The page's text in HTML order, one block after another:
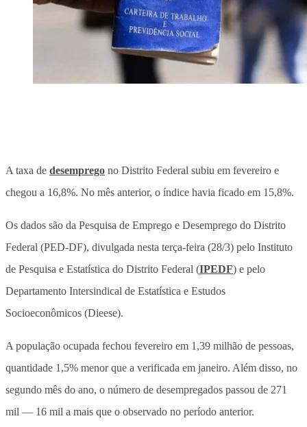
A taxa de desemprego no Distrito Federal subiu em fevereiro e
chegou a 16,8%. No mês anterior, o índice havia ficado em 15,8%.
Os dados são da Pesquisa de Emprego e Desemprego do Distrito
Federal (PED-DF), divulgada nesta terça-feira (28/3) pelo Instituto
de Pesquisa e Estatística do Distrito Federal (IPEDF) e pelo
Departamento Intersindical de Estatística e Estudos
Socioeconômicos (Dieese).
A população ocupada fechou fevereiro em 1,39 milhão de pessoas,
quantidade 1,5% menor que a verificada em janeiro. Além disso, no
segundo mês do ano, o número de desempregados passou de 271
mil — 16 mil a mais que o observado no período anterior.